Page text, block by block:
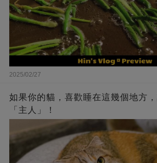
2025/02/27
如果你的貓，喜歡睡在這幾個地方
「主人」！